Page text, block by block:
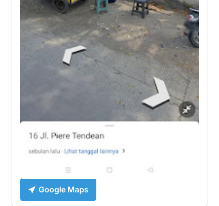
J&T Cargo Banjardawa III,
Banjardawa, Taman, Pemalang
Ruko Berkah Jaya, Jl. Piere Tendean Depan
Puskesmas B.2, Banjardawa III, Banjardawa,
Kec. Taman, Kabupaten Pemalang, Jawa
Senin-Sabtu | 09:00-17:00
+62 817-7286-2212
Google Maps